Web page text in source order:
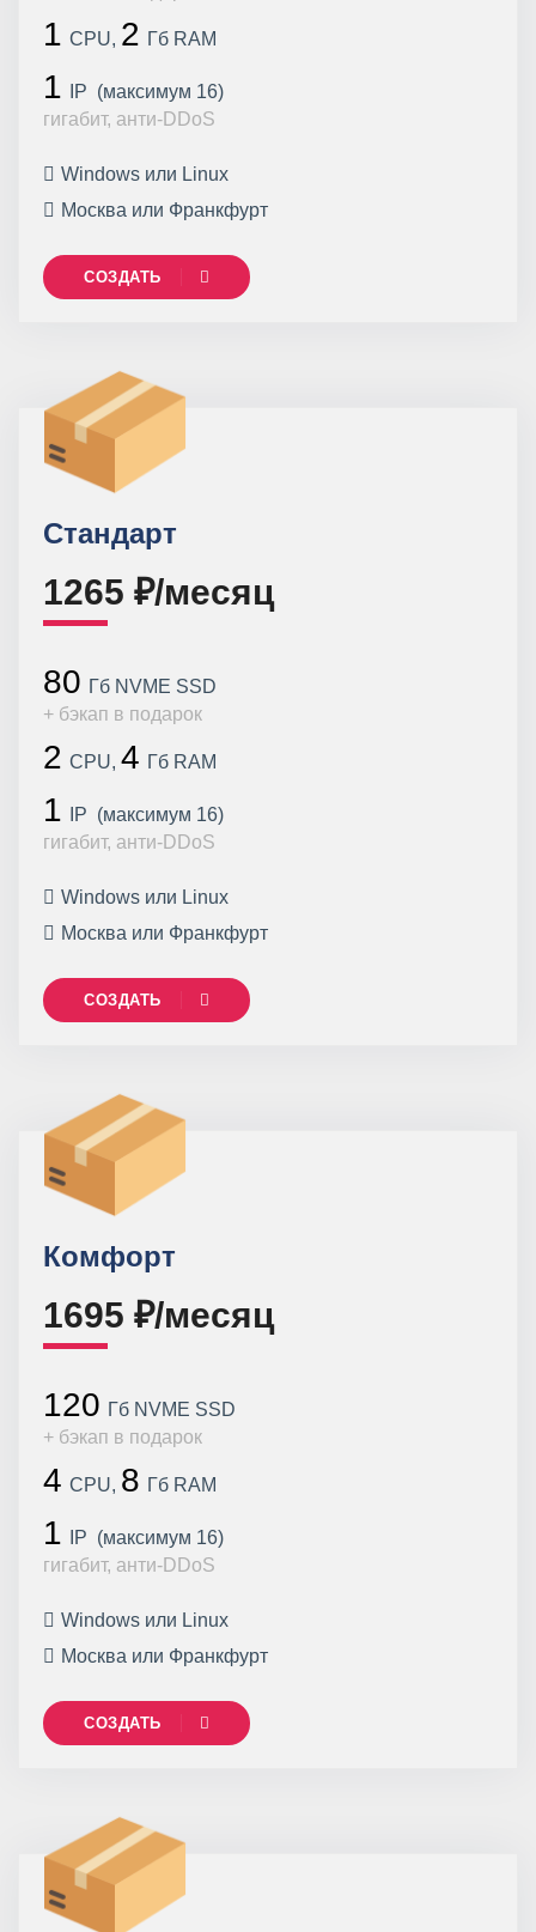
1 CPU, 2 Гб RAM
1
IP (максимум 16)
гигабит, анти-DDoS
Windows или Linux
Москва или Франкфурт
СОЗДАТЬ
Стандарт
1265 ₽/месяц
80 Гб NVME SSD
+ бэкап в подарок
2 CPU, 4 Гб RAM
1
IP (максимум 16)
гигабит, анти-DDoS
Windows или Linux
Москва или Франкфурт
СОЗДАТЬ
Комфорт
1695 ₽/месяц
120 Гб NVME SSD
+ бэкап в подарок
4 CPU, 8 Гб RAM
1
IP (максимум 16)
гигабит, анти-DDoS
Windows или Linux
Москва или Франкфурт
СОЗДАТЬ